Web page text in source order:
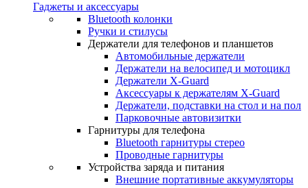
Гаджеты и аксессуары
Bluetooth колонки
Ручки и стилусы
Держатели для телефонов и планшетов
Автомобильные держатели
Держатели на велосипед и мотоцикл
Держатели X-Guard
Аксессуары к держателям X-Guard
Держатели, подставки на стол и на пол
Парковочные автовизитки
Гарнитуры для телефона
Bluetooth гарнитуры стерео
Проводные гарнитуры
Устройства заряда и питания
Внешние портативные аккумуляторы